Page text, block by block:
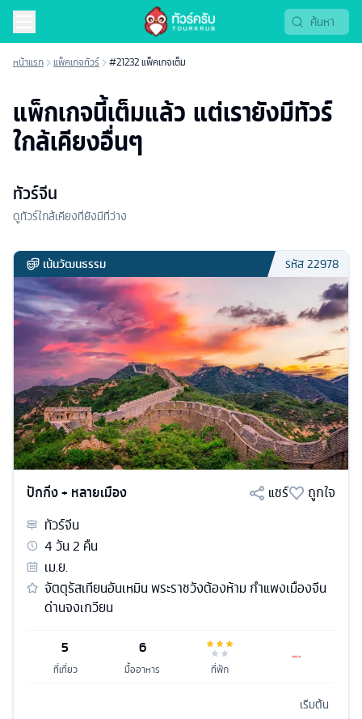
หน้าแรก แพ็คเกจทัวร์ #21232 แพ็คเกจเต็ม
แพ็กเกจนี้เต็มแล้ว แต่เรายังมีทัวร์
ใกล้เคียงอื่นๆ
ทัวร์จีน
ดูทัวร์ใกล้เคียงที่ยังมีที่ว่าง
เน้นวัฒนธรรม รหัส22978
ปักกิ่ง + หลายเมือง แชร์
ถูกใจ
ทัวร์จีน
4วัน2 คืน
เม.ย.
จัตตุรัสเทียนอันเหมิน พระราชวังต้องห้าม กำแพงเมืองจีน
ด่านจงเกวียน
5
ที่เที่ยว
6
มื้ออาหาร ที่พัก
เริ่มต้น